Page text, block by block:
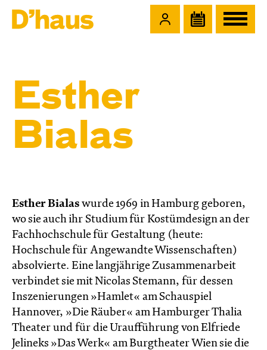
Esther
Bialas
Esther Bialas wurde 1969 in Hamburg geboren,
wo sie auch ihr Studium für Kostümdesign an der
Fachhochschule für Gestaltung (heute:
Hochschule für Angewandte Wissenschaften)
absolvierte. Eine langjährige Zusammenarbeit
verbindet sie mit Nicolas Stemann, für dessen
Inszenierungen »Hamlet« am Schauspiel
Hannover, »Die Räuber« am Hamburger Thalia
Theater und für die Uraufführung von Elfriede
Jelineks »Das Werk« am Burgtheater Wien sie die